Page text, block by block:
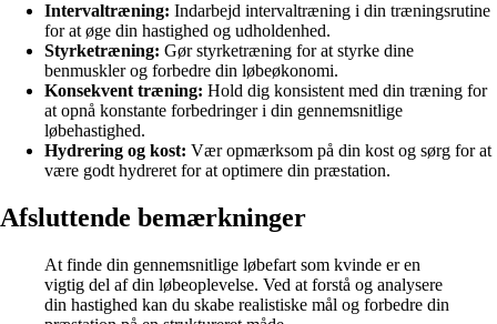
Intervaltræning: Indarbejd intervaltræning i din træningsrutine
for at øge din hastighed og udholdenhed.
Styrketræning: Gør styrketræning for at styrke dine
benmuskler og forbedre din løbeøkonomi.
Konsekvent træning: Hold dig konsistent med din træning for
at opnå konstante forbedringer i din gennemsnitlige
løbehastighed.
Hydrering og kost: Vær opmærksom på din kost og sørg for at
være godt hydreret for at optimere din præstation.
Afsluttende bemærkninger
At finde din gennemsnitlige løbefart som kvinde er en
vigtig del af din løbeoplevelse. Ved at forstå og analysere
din hastighed kan du skabe realistiske mål og forbedre din